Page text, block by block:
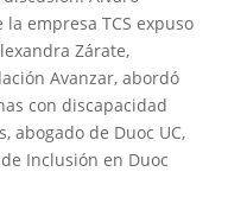
empresa TCS expuso
Zárate,
Avanzar, abordó
con discapacidad
abogado de Duoc UC,
Inclusión en Duoc